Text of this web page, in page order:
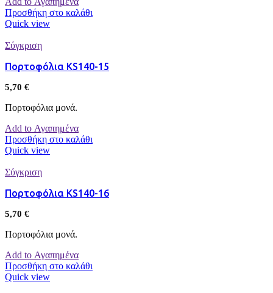
Προσθήκη στο καλάθι
Quick view
Σύγκριση
Πορτοφόλια KS140-15
5,70 €
Πορτοφόλια μονά.
Add to Αγαπημένα
Προσθήκη στο καλάθι
Quick view
Σύγκριση
Πορτοφόλια KS140-16
5,70 €
Πορτοφόλια μονά.
Add to Αγαπημένα
Προσθήκη στο καλάθι
Quick view